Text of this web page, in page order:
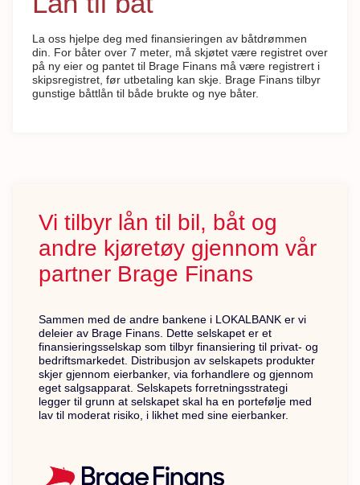
La oss hjelpe deg med finansieringen av båtdrømmen
din. For båter over 7 meter, må skjøtet være registret over
på ny eier og pantet til Brage Finans må være registrert i
skipsregistret, før utbetaling kan skje. Brage Finans tilbyr
gunstige båttlån til både brukte og nye båter.
Vi tilbyr lån til bil, båt og
andre kjøretøy gjennom vår
partner Brage Finans
Sammen med de andre bankene i LOKALBANK er vi
deleier av Brage Finans. Dette selskapet er et
finansieringsselskap som tilbyr finansiering til privat- og
bedriftsmarkedet. Distribusjon av selskapets produkter
skjer gjennom eierbanker, via forhandlere og gjennom
eget salgsapparat. Selskapets forretningsstrategi
legger til grunn at selskapet skal ha en portefølje med
lav til moderat risiko, i likhet med sine eierbanker.